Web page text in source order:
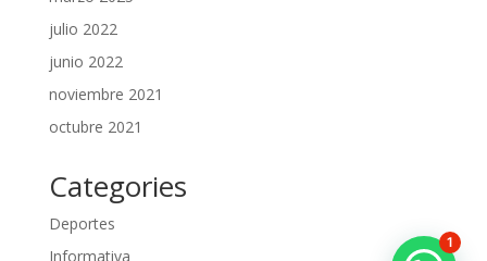
julio 2022
junio 2022
noviembre 2021
octubre 2021
Categories
Deportes
Informativa
1